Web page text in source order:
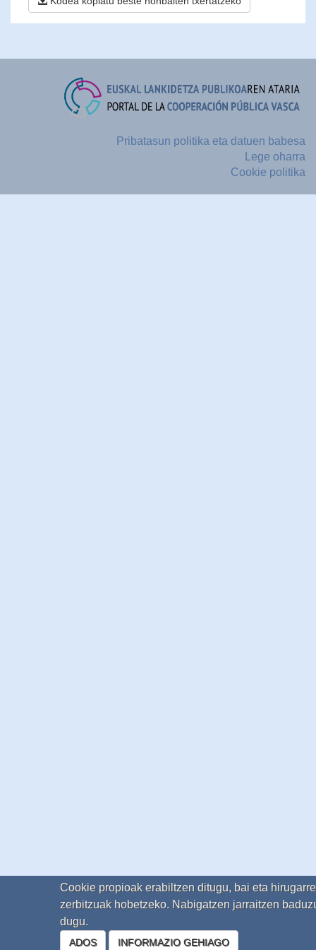
Pribatasun politika eta datuen babesa
Lege oharra
Cookie politika
Cookie propioak erabiltzen ditugu, bai eta
zerbitzuak hobetzeko. Nabigatzen jarraitzen
dugu.
ADOS INFORMAZIO GEHIAGO